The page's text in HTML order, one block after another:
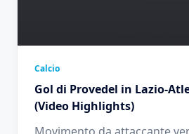
Calcio
Gol di Provedel in Lazio-
(Video Highlights)